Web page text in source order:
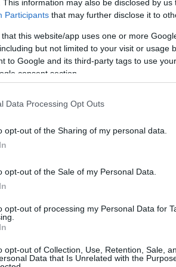
This information may also be disclosed by
Participants that may further disclose it to
that this website/app uses one or more
but not limited to your visit or usage
to Google and its third-party tags to use
consent section.
Data Processing Opt Outs
opt-out of the Sharing of my personal data.
opt-out of the Sale of my Personal Data.
opt-out of processing my Personal Data for
opt-out of Collection, Use, Retention, Sale,
Data that Is Unrelated with the
20:00) για την 31η αγωνιστική
οιΜονεγάσκοι
στοΠριγκιπάτοκαι να
, οΠαναθηναϊκόςευελπιστεί
προκειμένου να ελπίζει για την
της κανονικής διάρκειας.